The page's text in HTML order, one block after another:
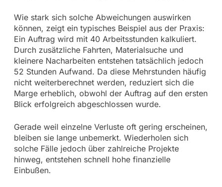
Wie stark sich solche Abweichungen auswirken
können, zeigt ein typisches Beispiel aus der Praxis:
Ein Auftrag wird mit 40 Arbeitsstunden kalkuliert.
Durch zusätzliche Fahrten, Materialsuche und
kleinere Nacharbeiten entstehen tatsächlich jedoch
52 Stunden Aufwand. Da diese Mehrstunden häufig
nicht weiterberechnet werden, reduziert sich die
Marge erheblich, obwohl der Auftrag auf den ersten
Blick erfolgreich abgeschlossen wurde.
Gerade weil einzelne Verluste oft gering erscheinen,
bleiben sie lange unbemerkt. Wiederholen sich
solche Fälle jedoch über zahlreiche Projekte
hinweg, entstehen schnell hohe finanzielle
Einbußen.